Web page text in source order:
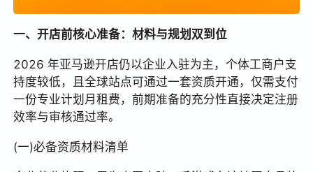
一、开店前核心准备：材料与规划双到位
2026 年亚马逊开店仍以企业入驻为主，个体工商户支
持度较低，且全球站点可通过一套资质开通，仅需支付
一份专业计划月租费，前期准备的充分性直接决定注册
效率与审核通过率。
(一)必备资质材料清单